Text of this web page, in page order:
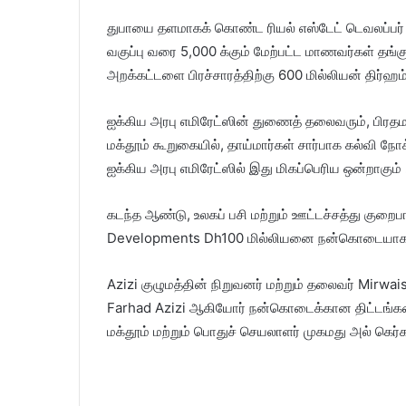
துபாயை தளமாகக் கொண்ட ரியல் எஸ்டேட்
வகுப்பு வரை 5,000 க்கும் மேற்பட்ட மாணவர்கள்
அறக்கட்டளை பிரச்சாரத்திற்கு 600 மில்லியன்
ஐக்கிய அரபு எமிரேட்ஸின் துணைத் தலைவரும்,
மக்தூம் கூறுகையில், தாய்மார்கள் சார்பாக கல்வி
ஐக்கிய அரபு எமிரேட்ஸில் இது மிகப்பெரிய ஒன்றாகும்
கடந்த ஆண்டு, உலகப் பசி மற்றும் ஊட்டச்சத்து
Developments Dh100 மில்லியனை
Azizi குழுமத்தின் நிறுவனர் மற்றும் தலைவர்
Farhad Azizi ஆகியோர் நன்கொடைக்கான
மக்தூம் மற்றும் பொதுச் செயலாளர் முகமது அல்